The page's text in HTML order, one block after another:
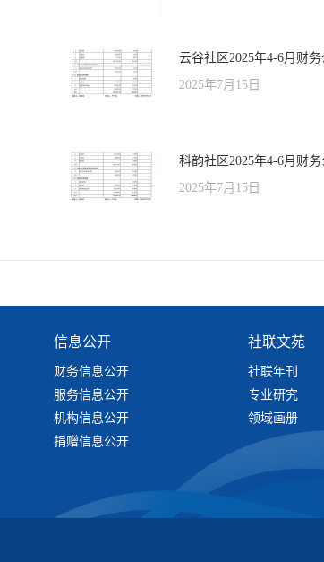
云谷社区2025年4-6月财
2025年7月15日
科韵社区2025年4-6月财
2025年7月15日
信息公开
财务信息公开
服务信息公开
机构信息公开
捐赠信息公开
社联文苑
社联年刊
专业研究
领域画册